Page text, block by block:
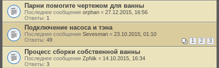
Парни помогите чертежом для ванны
Последнее сообщение orphan « 27.12.2015, 16:56
Ответы: 1
Подключение насоса и тэна
Последнее сообщение Sevesman « 23.10.2015, 01:10
Ответы: 49 1 2 3
Процесс сборки собственной ванны
Последнее сообщение ZpNik « 14.10.2015, 16:34
Ответы: 3